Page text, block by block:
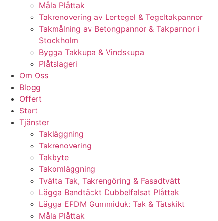
Måla Plåttak
Takrenovering av Lertegel & Tegeltakpannor
Takmålning av Betongpannor & Takpannor i
Stockholm
Bygga Takkupa & Vindskupa
Plåtslageri
Om Oss
Blogg
Offert
Start
Tjänster
Takläggning
Takrenovering
Takbyte
Takomläggning
Tvätta Tak, Takrengöring & Fasadtvätt
Lägga Bandtäckt Dubbelfalsat Plåttak
Lägga EPDM Gummiduk: Tak & Tätskikt
Måla Plåttak